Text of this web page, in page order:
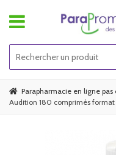
Parapharmacie en ligne pas
Audition 180 comprimés format